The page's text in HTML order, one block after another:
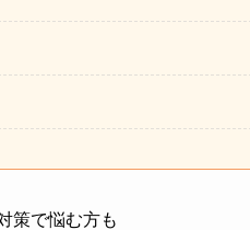
策で悩む方も